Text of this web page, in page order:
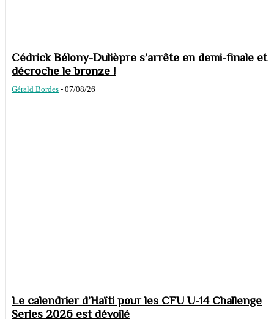
Cédrick Bélony-Dulièpre s’arrête en demi-finale et
décroche le bronze !
Gérald Bordes - 07/08/26
Le calendrier d’Haïti pour les CFU U-14 Challenge
Series 2026 est dévoilé